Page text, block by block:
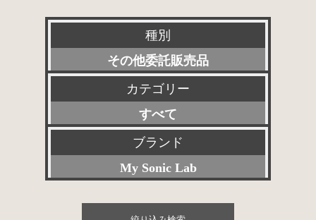
種別
その他委託販売品
新品
特選アクセサリー
委託販売品
特価品
カテゴリー
すべて
プリアンプ
パワーアンプ
プリメインアンプ
ブランド
My Sonic Lab